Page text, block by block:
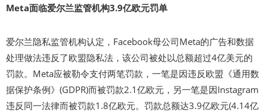
Meta面临爱尔兰监管机构3.9亿欧元罚单
爱尔兰隐私监管机构认定，Facebook母公司Meta的广告和数据
处理做法违反了欧盟隐私法，该公司被处以总额超过4亿美元的
罚款。Meta应被勒令支付两笔罚款，一笔是因违反欧盟《通用数
据保护条例》(GDPR)而被罚款2.1亿欧元，另一笔是因Instagram
违反同一法律而被罚款1.8亿欧元。罚款总额达3.9亿欧元(4.14亿